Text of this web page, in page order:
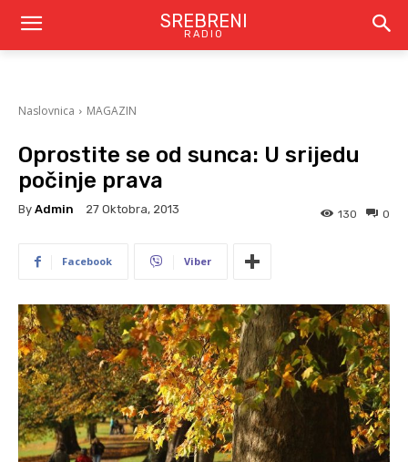
SREBRENI
RADIO
Naslovnica MAGAZIN
Oprostite se od sunca: U srijedu
počinje prava
By Admin 27 Oktobra, 2013 0
130
Facebook Viber